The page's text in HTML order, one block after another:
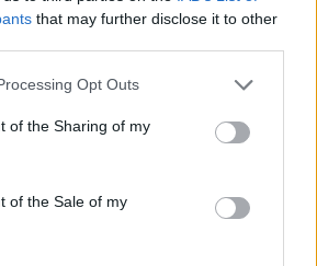
that may further disclose it to other
website/app uses one or more Google
or usage behaviour. You may click to
to Google and its third-party tags to
specified purposes in below Google
Opt Outs
of the Sharing of my
of the Sale of my